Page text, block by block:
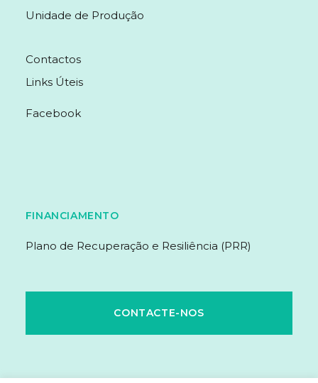
Unidade de Produção
Contactos
Links Úteis
Facebook
FINANCIAMENTO
Plano de Recuperação e Resiliência (PRR)
CONTACTE-NOS